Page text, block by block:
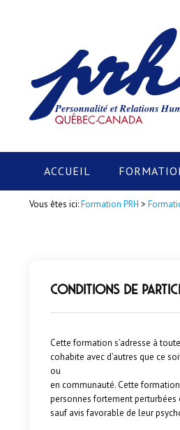
ACCUEIL
Vous êtes ici:Formation PRH >
Conditions de
Cette formation s’adresse à
cohabite avec d’autres que ce
ou
en communauté. Cette
personnes fortement perturbées
sauf avis favorable de leur